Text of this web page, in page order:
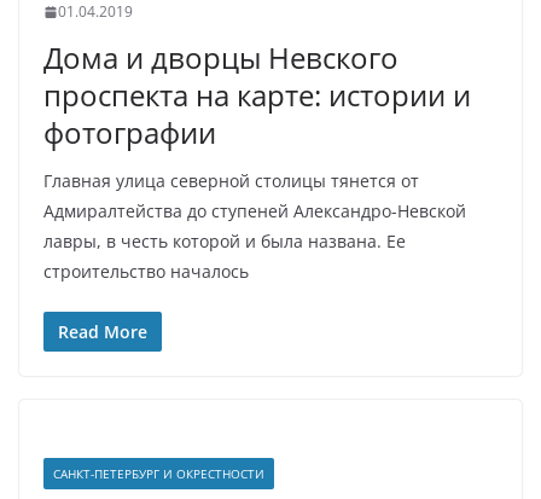
01.04.2019
Дома и дворцы Невского
проспекта на карте: истории и
фотографии
Главная улица северной столицы тянется от
Адмиралтейства до ступеней Александро-Невской
лавры, в честь которой и была названа. Ее
строительство началось
Read More
САНКТ-ПЕТЕРБУРГ И ОКРЕСТНОСТИ